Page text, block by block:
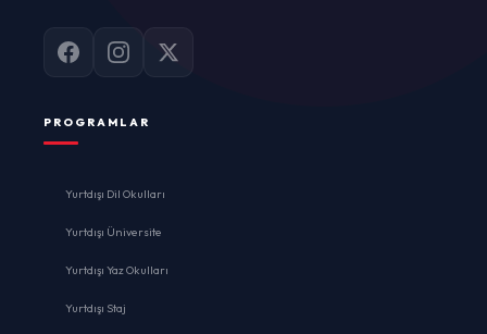
PROGRAMLAR
Yurtdışı Dil Okulları
Yurtdışı Üniversite
Yurtdışı Yaz Okulları
Yurtdışı Staj